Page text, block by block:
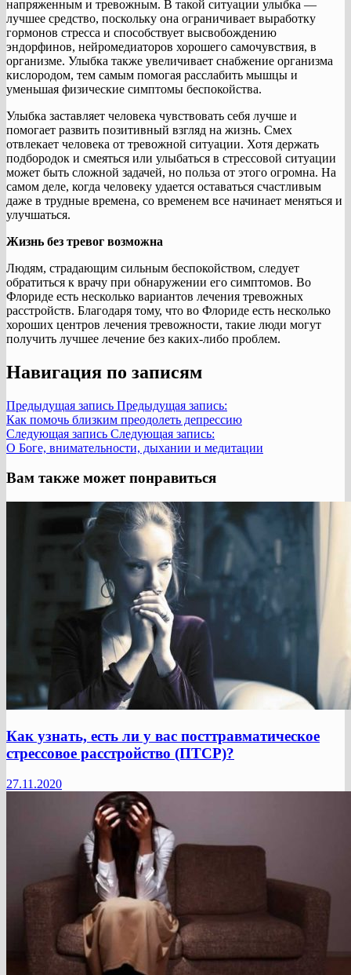
напряженным и тревожным. В такой ситуации улыбка —
лучшее средство, поскольку она ограничивает выработку
гормонов стресса и способствует высвобождению
эндорфинов, нейромедиаторов хорошего самочувствия, в
организме. Улыбка также увеличивает снабжение организма
кислородом, тем самым помогая расслабить мышцы и
уменьшая физические симптомы беспокойства.
Улыбка заставляет человека чувствовать себя лучше и
помогает развить позитивный взгляд на жизнь. Смех
отвлекает человека от тревожной ситуации. Хотя держать
подбородок и смеяться или улыбаться в стрессовой ситуации
может быть сложной задачей, но польза от этого огромна. На
самом деле, когда человеку удается оставаться счастливым
даже в трудные времена, со временем все начинает меняться и
улучшаться.
Жизнь без тревог возможна
Людям, страдающим сильным беспокойством, следует
обратиться к врачу при обнаружении его симптомов. Во
Флориде есть несколько вариантов лечения тревожных
расстройств. Благодаря тому, что во Флориде есть несколько
хороших центров лечения тревожности, такие люди могут
получить лучшее лечение без каких-либо проблем.
Навигация по записям
Предыдущая запись Предыдущая запись:
Как помочь близким преодолеть депрессию
Следующая запись Следующая запись:
О Боге, внимательности, дыхании и медитации
Вам также может понравиться
Как узнать, есть ли у вас посттравматическое
стрессовое расстройство (ПТСР)?
27.11.2020